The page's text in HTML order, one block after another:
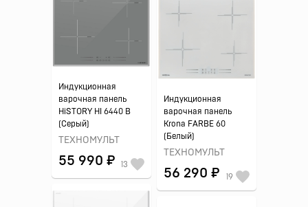
Индукционная
варочная панель
HiSTORY HI 6440 B
(Серый)
ТЕХНОМУЛЬТ
55 990 ₽ 13
Индукционная
варочная панель
Krona FARBE 60
(Белый)
ТЕХНОМУЛЬТ
56 290 ₽ 19